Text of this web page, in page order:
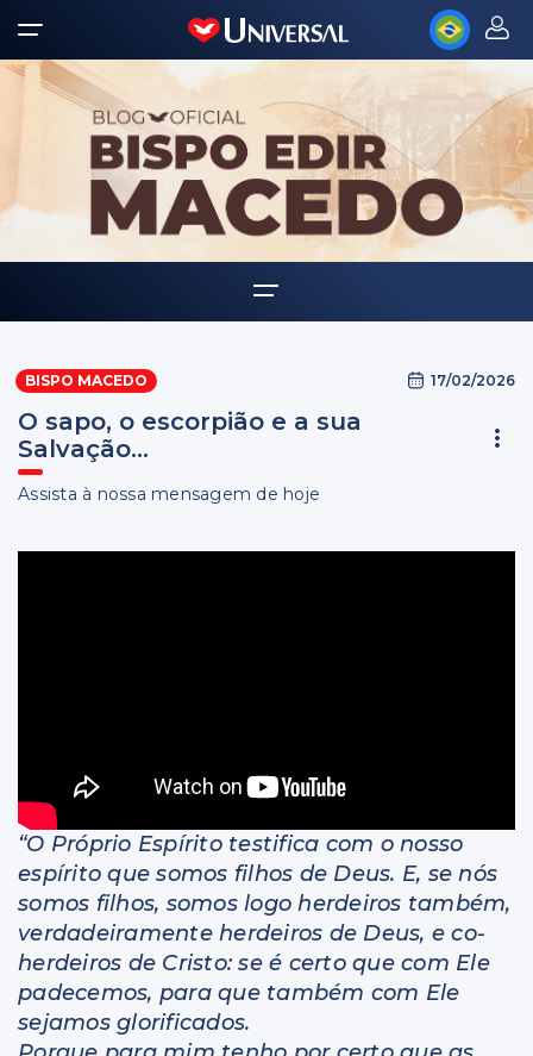
Biografia
Multimídia
Palavra Amiga
BISPO MACEDO 17/02/2026
O sapo, o escorpião e a sua
Salvação...
Assista à nossa mensagem de hoje
“O Próprio Espírito testifica com o nosso
espírito que somos filhos de Deus. E, se nós
somos filhos, somos logo herdeiros também,
verdadeiramente herdeiros de Deus, e co-
herdeiros de Cristo: se é certo que com Ele
padecemos, para que também com Ele
sejamos glorificados.